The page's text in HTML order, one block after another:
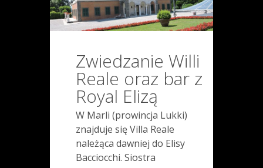
Zwiedzanie Willi
Reale oraz bar z
Royal Elizą
W Marli (prowincja Lukki)
znajduje się Villa Reale
należąca dawniej do Elisy
Bacciocchi. Siostra